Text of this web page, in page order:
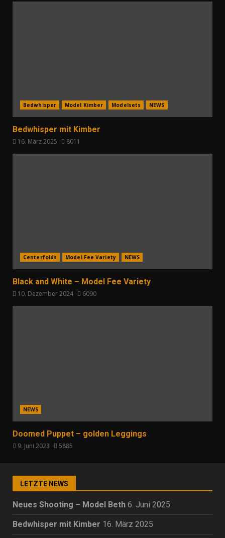
Bedwhisper Model Kimber Modelsets NEWS
Bedwhisper mit Kimber
16. März 2025 8011
Centerfolds Model Fee Variety NEWS
Black and White – Model Fee Variety
10. Dezember 2024 6090
NEWS
Doomed Puppet – golden Leggings
9. Juni 2023 5885
LETZTE NEWS
Neues Shooting – Model Beth 6. Juni 2025
Bedwhisper mit Kimber 16. März 2025